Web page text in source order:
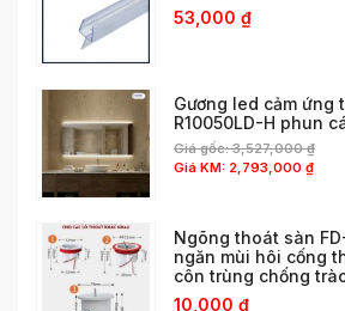
53,000 ₫
Gương led cảm ứng
R10050LD-H phun
Giá gốc:3,527,000₫
Giá KM: 2,793,000 ₫
Ngõng thoát sàn
ngăn mùi hôi cống
côn trùng chống
10,000 ₫